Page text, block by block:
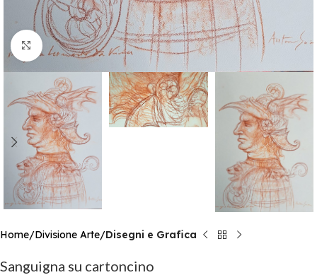
Click to enlarge
Home Divisione Arte Disegni e Grafica
Sanguigna su cartoncino